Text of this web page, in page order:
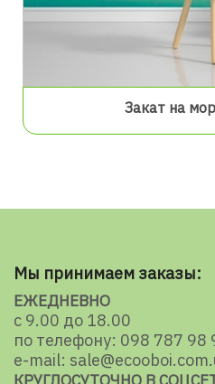
Закат на
Мы принимаем заказы:
ЕЖЕДНЕВНО
с 9.00 до 18.00
по телефону: 098 787 98
e-mail: